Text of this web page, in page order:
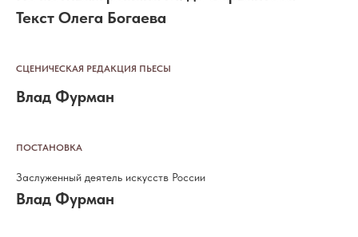
Текст Олега Богаева
СЦЕНИЧЕСКАЯ РЕДАКЦИЯ ПЬЕСЫ
Влад Фурман
ПОСТАНОВКА
Заслуженный деятель искусств России
Влад Фурман